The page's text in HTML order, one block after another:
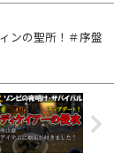
ンの聖所！＃序盤